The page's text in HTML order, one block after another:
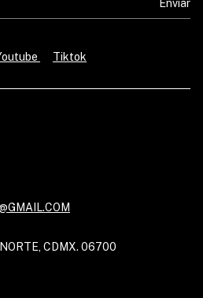
Tiktok
CDMX. 06700